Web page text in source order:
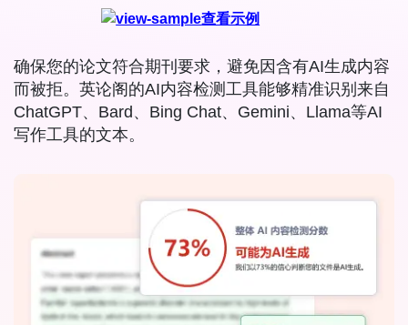
查看示例
确保您的论文符合期刊要求，避免因含有AI生成内容
而被拒。英论阁的AI内容检测工具能够精准识别来自
ChatGPT、Bard、Bing Chat、Gemini、Llama等AI
写作工具的文本。